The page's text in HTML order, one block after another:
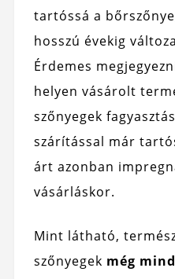
tartóssá a
hosszú évekig
Érdemes
helyen vásárolt
szőnyegek
szárítással már
árt azonban
vásárláskor.
Mint látható,
szőnyegek még